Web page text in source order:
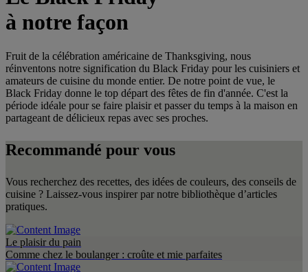
à notre façon
Fruit de la célébration américaine de Thanksgiving, nous
réinventons notre signification du Black Friday pour les cuisiniers et
amateurs de cuisine du monde entier. De notre point de vue, le
Black Friday donne le top départ des fêtes de fin d'année. C'est la
période idéale pour se faire plaisir et passer du temps à la maison en
partageant de délicieux repas avec ses proches.
Recommandé pour vous
Vous recherchez des recettes, des idées de couleurs, des conseils de
cuisine ? Laissez-vous inspirer par notre bibliothèque d’articles
pratiques.
Le plaisir du pain
Comme chez le boulanger : croûte et mie parfaites